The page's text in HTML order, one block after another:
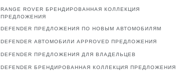
RANGE ROVER БРЕНДИРОВАННАЯ КОЛЛЕКЦИЯ
ПРЕДЛОЖЕНИЯ
DEFENDER ПРЕДЛОЖЕНИЯ ПО НОВЫМ АВТОМОБИЛЯМ
DEFENDER АВТОМОБИЛИ APPROVED ПРЕДЛОЖЕНИЯ
DEFENDER ПРЕДЛОЖЕНИЯ ДЛЯ ВЛАДЕЛЬЦЕВ
DEFENDER БРЕНДИРОВАННАЯ КОЛЛЕКЦИЯ ПРЕДЛОЖЕНИЯ